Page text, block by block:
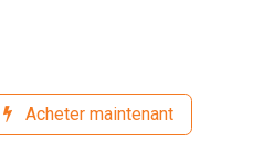
Acheter maintenant